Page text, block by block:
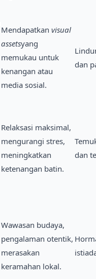
Mendapatkan visual
assetsyang
memukau untuk
kenangan atau
media sosial.
dan
Relaksasi maksimal,
mengurangi stres,
meningkatkan
ketenangan batin.
dan
Wawasan budaya,
pengalaman otentik,
merasakan
keramahan lokal.